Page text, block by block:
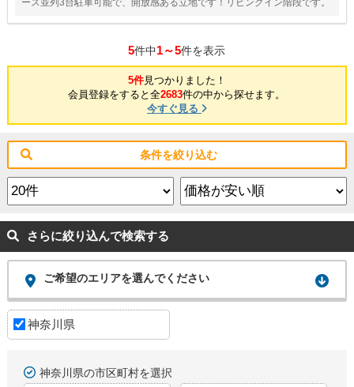
ース並列3台駐車可能で、開放感ある立地です！リビングイン階段です。
5件中1～5件を表示
5件見つかりました！
会員登録をすると全2683件の中から探せます。
今すぐ見る
条件を絞り込む
さらに絞り込んで検索する
ご希望のエリアを選んでください
神奈川県
神奈川県の市区町村を選択